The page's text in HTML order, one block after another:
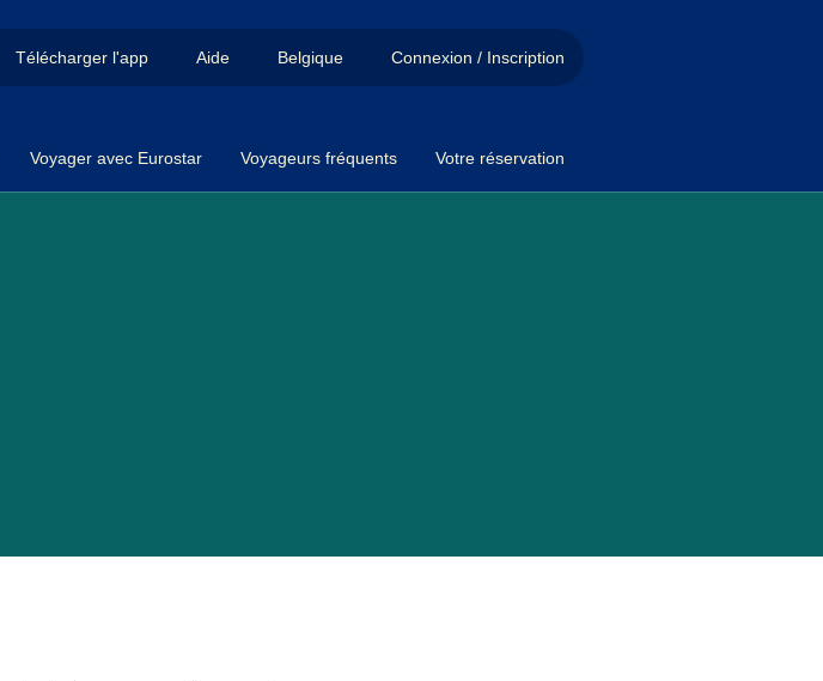
Télécharger l'app Aide Belgique Connexion / Inscription
Voyager avec Eurostar Voyageurs fréquents Votre réservation